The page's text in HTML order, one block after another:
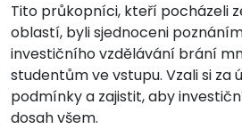
Tito průkopníci, kteří pocházeli
oblastí, byli sjednoceni
investičního vzdělávání brání
studentům ve vstupu. Vzali si za
podmínky a zajistit, aby
dosah všem.